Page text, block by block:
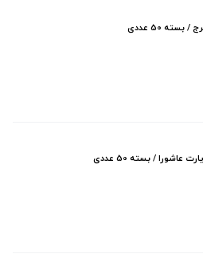
50 عددی
عاشورا / بسته 50 عددی